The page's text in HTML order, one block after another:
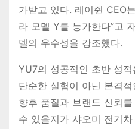
가받고 있다. 레이쥔 CEO
라 모델 Y를 능가한다”고
델의 우수성을 강조했다.
YU7의 성공적인 초반 성
단순한 실험이 아닌 본격
향후 품질과 브랜드 신뢰
수 있을지가 샤오미 전기